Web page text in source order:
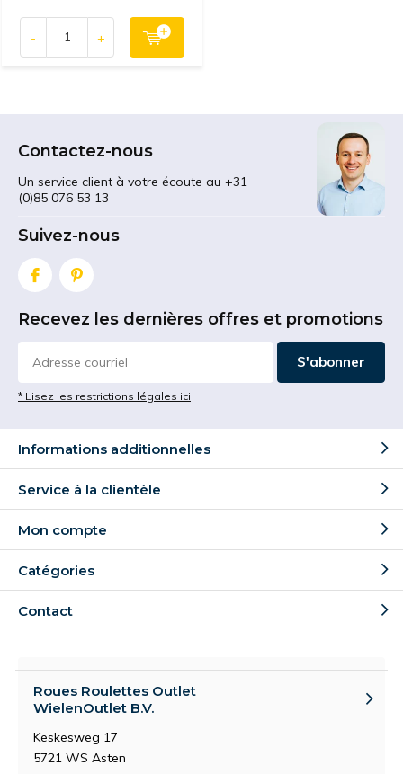
- +
Contactez-nous
Un service client à votre écoute au +31
(0)85 076 53 13
Suivez-nous
Recevez les dernières offres et promotions
S'abonner
* Lisez les restrictions légales ici
Informations additionnelles
Service à la clientèle
Mon compte
Catégories
Contact
Roues Roulettes Outlet
WielenOutlet B.V.
Keskesweg 17
5721 WS Asten